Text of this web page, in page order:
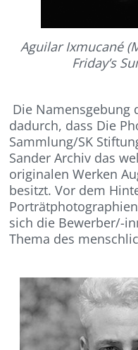
Aguilar Ixmucané
Friday’s
Die Namensgebung
dadurch, dass Die
Sammlung/SK
Sander Archiv das
originalen Werken
besitzt. Vor dem
sich die Bewerber/-
Thema des